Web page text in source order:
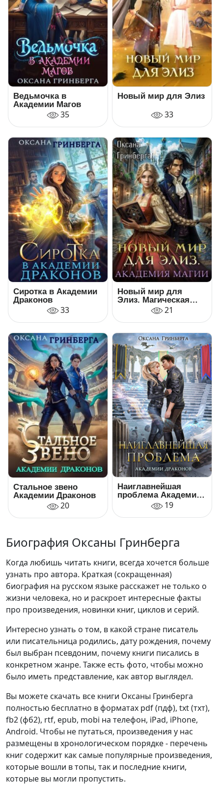
Ведьмочка в
Академии Магов
35
Новый мир для Элиз
33
Сиротка в Академии
Драконов
33
Новый мир для
Элиз. Магическая
Академия
21
Стальное звено
Академии Драконов
20
Наиглавнейшая
проблема Академии
Драконов
19
Биография Оксаны Гринберга
Когда любишь читать книги, всегда хочется больше
узнать про автора. Краткая (сокращенная)
биография на русском языке расскажет не только о
жизни человека, но и раскроет интересные факты
про произведения, новинки книг, циклов и серий.
Интересно узнать о том, в какой стране писатель
или писательница родились, дату рождения, почему
был выбран псевдоним, почему книги писались в
конкретном жанре. Также есть фото, чтобы можно
было иметь представление, как автор выглядел.
Вы можете скачать все книги Оксаны Гринберга
полностью бесплатно в форматах pdf (пдф), txt (тхт),
fb2 (фб2), rtf, epub, mobi на телефон, iPad, iPhone,
Android. Чтобы не путаться, произведения у нас
размещены в хронологическом порядке - перечень
книг содержит как самые популярные произведения,
которые вошли в топы, так и последние книги,
которые вы могли пропустить.